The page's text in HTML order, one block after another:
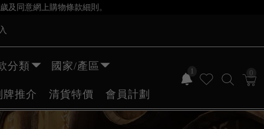
及同意網上購物條款細則。
1 0
分類 國家/產區
牌推介 清貨特價 會員計劃